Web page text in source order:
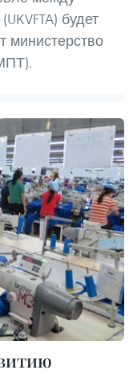
будет
министерство